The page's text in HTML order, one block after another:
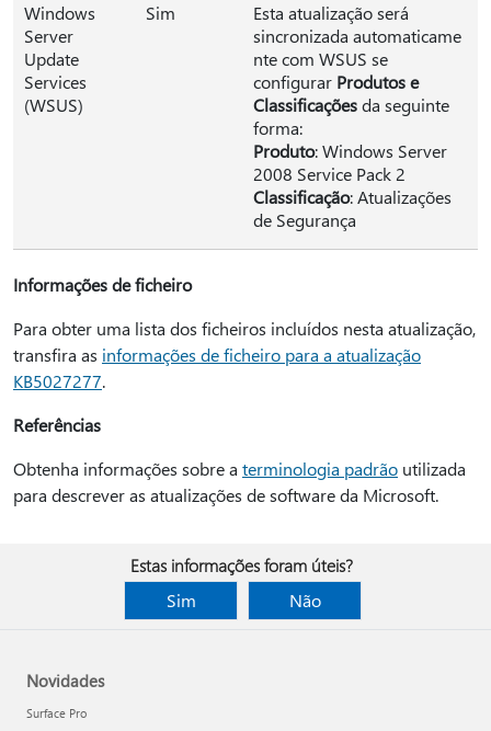
Windows
Server
Update
Services
(WSUS)
Sim
Esta atualização será
sincronizada automaticame
nte com WSUS se
configurar Produtos e
Classificaçõesda seguinte
forma:
Produto: Windows Server
2008 Service Pack 2
Classificação: Atualizações
de Segurança
Informações de ficheiro
Para obter uma lista dos ficheiros incluídos nesta atualização,
transfira as informações de ficheiro para a atualização
KB5027277.
Referências
Obtenha informações sobre a terminologia padrão utilizada
para descrever as atualizações de software da Microsoft.
Estas informações foram úteis?
Sim
Não
Novidades
Surface Pro